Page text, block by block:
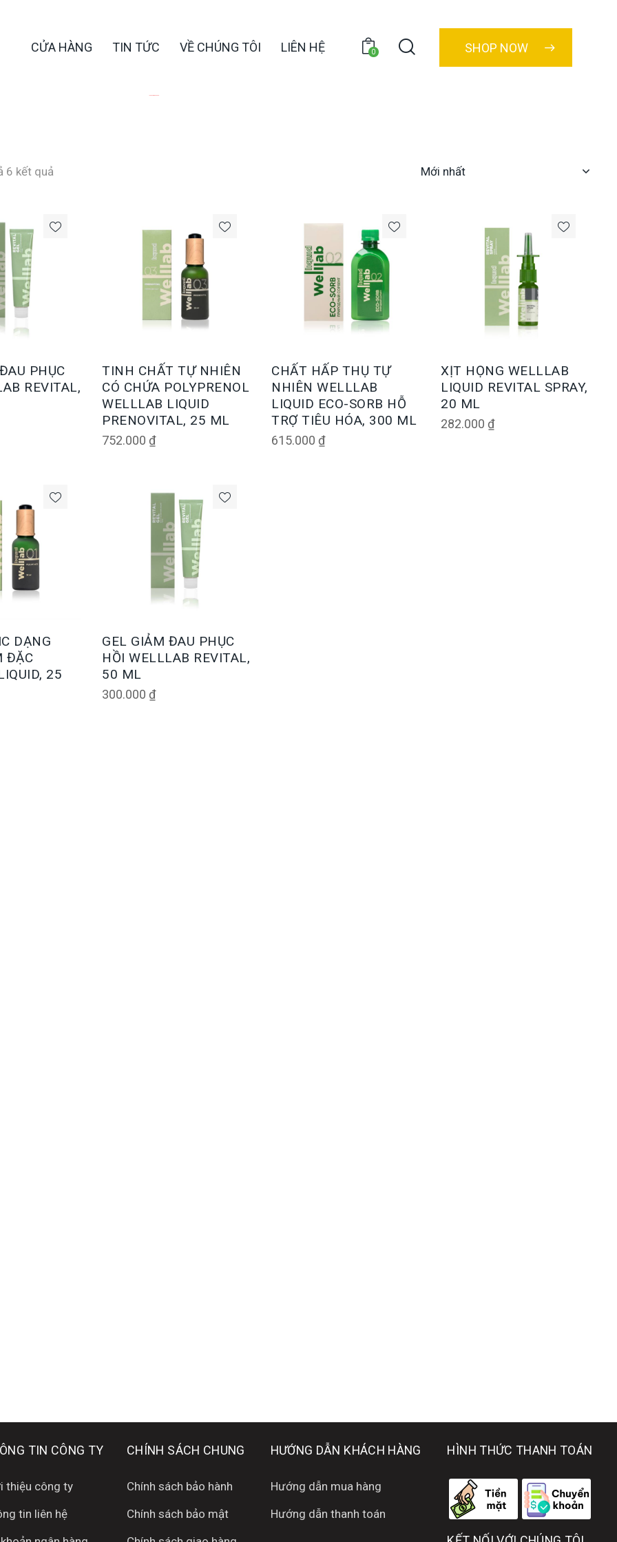
CỬA HÀNG TIN TỨC VỀ CHÚNG TÔI LIÊN HỆ 0 SHOP NOW
6 kết quả
PHỤC
REVITAL,
TINH CHẤT TỰ NHIÊN
CÓ CHỨA POLYPRENOL
WELLLAB LIQUID
PRENOVITAL, 25 ML
752.000 ₫
CHẤT HẤP THỤ TỰ
NHIÊN WELLLAB
LIQUID ECO-SORB HỖ
TRỢ TIÊU HÓA, 300 ML
615.000 ₫
XỊT HỌNG WELLLAB
LIQUID REVITAL SPRAY,
20 ML
282.000 ₫
DẠNG
ĐẶC
25
GEL GIẢM ĐAU PHỤC
HỒI WELLLAB REVITAL,
50 ML
300.000 ₫
TIN CÔNG TY
thiệu công ty
tin liên hệ
CHÍNH SÁCH CHUNG
Chính sách bảo hành
Chính sách bảo mật
HƯỚNG DẪN KHÁCH HÀNG
Hướng dẫn mua hàng
Hướng dẫn thanh toán
HÌNH THỨC THANH TOÁN